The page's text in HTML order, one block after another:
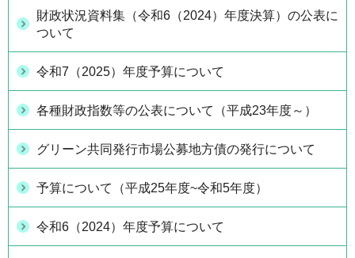
財政状況資料集（令和6（2024）年度決算）の公表に
ついて
令和7（2025）年度予算について
各種財政指数等の公表について（平成23年度～）
グリーン共同発行市場公募地方債の発行について
予算について（平成25年度~令和5年度）
令和6（2024）年度予算について